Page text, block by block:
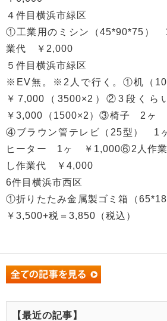
４件目横浜市緑区
①工業用のミシン（45*90*75）
業代 ￥2,000
５件目横浜市緑区
※EV無。※2人で行く。①机（
￥7,000（3500×2）②3段く
￥3,000（1500×2）③椅子 2ヶ
④ブラウン管テレビ（25型） 1
ヒーター 1ヶ ￥1,000⑥2人作
し作業代 ￥4,000
6件目横浜市西区
①折りたたみ金属製ゴミ箱（
￥3,500+税＝3,850（税込）
【最近の記事】